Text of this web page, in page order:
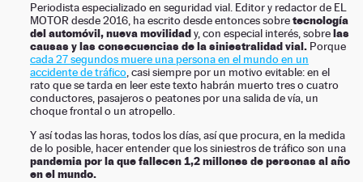
Periodista especializado en seguridad vial. Editor y redactor de EL
MOTOR desde 2016, ha escrito desde entonces sobretecnología
del automóvil, nueva movilidady, con especial interés, sobrelas
causas y las consecuencias de la siniestralidad vial. Porque
cada 27 segundos muere una persona en el mundo en un
accidente de tráfico , casi siempre por un motivo evitable: en el
rato que se tarda en leer este texto habrán muerto tres o cuatro
conductores, pasajeros o peatones por una salida de vía, un
choque frontal o un atropello.
Y así todas las horas, todos los días, así que procura, en la medida
de lo posible, hacer entender que los siniestros de tráfico son una
pandemia por la que fallecen 1,2 millones de personas al año
en el mundo.